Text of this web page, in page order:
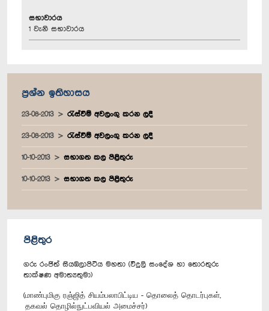
සභාවාරය
1 වැනි සභාවාරය
ප්‍රශ්න ඉතිහාසය
23-08-2013 රැස්වීම් අවලංගු කරන ලදී
23-08-2013 රැස්වීම් අවලංගු කරන ලදී
10-10-2013 සභාගත කල පිළිතුරු
10-10-2013 සභාගත කල පිළිතුරු
පිළිතුර
ගරු රංජිත් සියඹලාපිටිය මහතා (විදුලි සංදේශ හා තොරතුරු
තාක්ෂණ අමාත්‍යතුමා)
(மாண்புமிகு ரஞ்ஜித் சியம்பலாபிட்டிய - தொலைத் தொடர்புகள்,
தகவல் தொழில்நுட்பவியல் அமைச்சர்)